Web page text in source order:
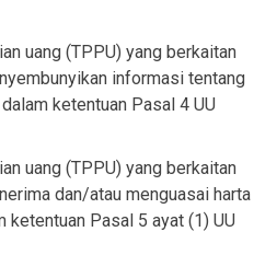
uang (TPPU) yang berkaitan
informasi tentang
ketentuan Pasal 4 UU
uang (TPPU) yang berkaitan
dan/atau menguasai harta
ketentuan Pasal 5 ayat (1) UU